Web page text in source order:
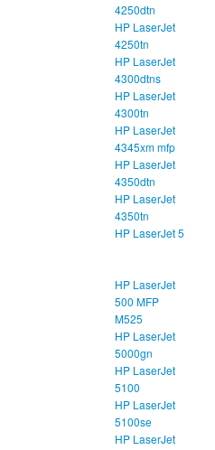
4250dtn
HP LaserJet
4250tn
HP LaserJet
4300dtns
HP LaserJet
4300tn
HP LaserJet
4345xm mfp
HP LaserJet
4350dtn
HP LaserJet
4350tn
HP LaserJet 5
HP LaserJet
500 MFP
M525
HP LaserJet
5000gn
HP LaserJet
5100
HP LaserJet
5100se
HP LaserJet